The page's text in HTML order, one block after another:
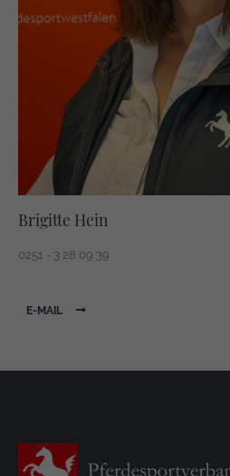
Brigitte Hein
0251 - 3 28 09 39
E-MAIL